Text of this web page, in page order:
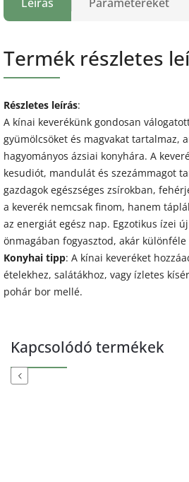
Termék részletes
Részletes leírás:
A kínai keverékünk gondosan
gyümölcsöket és magvakat tartalmaz,
hagyományos ázsiai konyhára. A
kesudiót, mandulát és szezámmagot
gazdagok egészséges zsírokban,
a keverék nemcsak finom, hanem
az energiát egész nap. Egzotikus ízei
önmagában fogyasztod, akár
Konyhai tipp: A kínai keveréket
ételekhez, salátákhoz, vagy ízletes
pohár bor mellé.
Kapcsolódó termékek
Previous